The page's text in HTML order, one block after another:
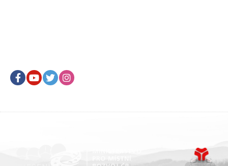
FacebookYoutubeTwitter